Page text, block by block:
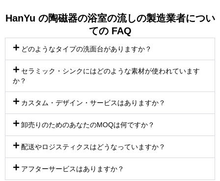
HanYu の陶磁器の浴室の流しの製造業者につい
ての FAQ
どのようなタイプの洗面台がありますか？
セラミック・シンクにはどのような素材が使われています
か？
カスタム・デザイン・サービスはありますか？
卸売りのためのあなたのMOQは何ですか？
配送やロジスティクスはどうなっていますか？
アフターサービスはありますか？